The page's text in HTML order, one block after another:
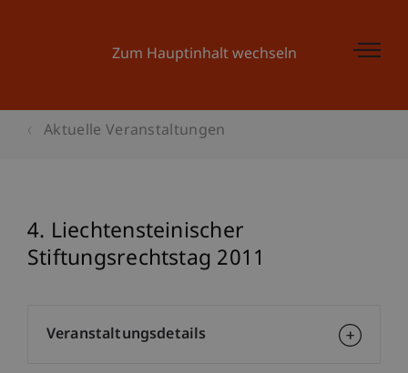
Zum Hauptinhalt wechseln
Aktuelle Veranstaltungen
4. Liechtensteinischer
Stiftungsrechtstag 2011
Veranstaltungsdetails